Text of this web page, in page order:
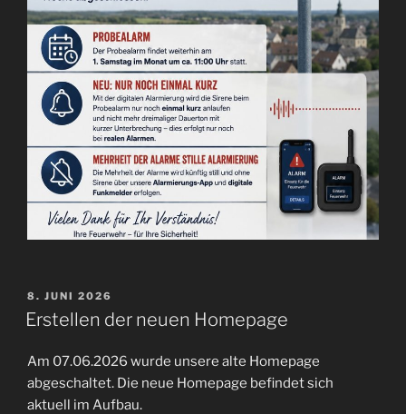
VERÖFFENTLICHT
AM
8. JUNI 2026
Erstellen der neuen Homepage
Am 07.06.2026 wurde unsere alte Homepage
abgeschaltet. Die neue Homepage befindet sich
aktuell im Aufbau.